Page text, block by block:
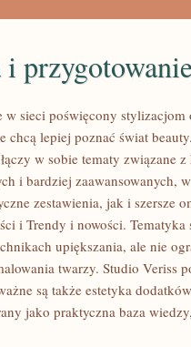
i
w sieci poświęcony
chcą lepiej poznać świat
w sobie tematy związane
i bardziej zaawansowanych,
zestawienia, jak i szersze
i Trendy i nowości.
upiększania, ale nie
twarzy. Studio Veriss
są także estetyka
jako praktyczna baza